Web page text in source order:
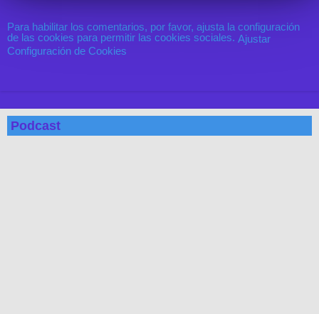
Para habilitar los comentarios, por favor, ajusta la configuración
de las cookies para permitir las cookies sociales. Ajustar
Configuración de Cookies
Podcast